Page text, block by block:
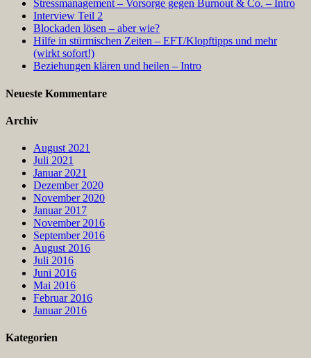
Stressmanagement – Vorsorge gegen Burnout & Co. – Intro
Interview Teil 2
Blockaden lösen – aber wie?
Hilfe in stürmischen Zeiten – EFT/Klopftipps und mehr
(wirkt sofort!)
Beziehungen klären und heilen – Intro
Neueste Kommentare
Archiv
August 2021
Juli 2021
Januar 2021
Dezember 2020
November 2020
Januar 2017
November 2016
September 2016
August 2016
Juli 2016
Juni 2016
Mai 2016
Februar 2016
Januar 2016
Kategorien